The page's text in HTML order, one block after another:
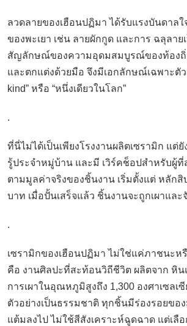
ลวดลายของเฮือนปฏิมา ได้รับแรงบันดาล
ของพะเยา เช่น ลายผักกูด และการ ฉลุลาย
สัญลักษณ์ของความอุดมสมบูรณ์ของท้อง
และตกแต่งด้วยมือ จึงมีเอกลักษณ์เฉพาะตัว
kind” หรือ “หนึ่งเดียวในโลก”
.
ที่นี่ไม่ได้เป็นเพียงโรงงานผลิตเซรามิก แต่ยั
รู้ประจำหมู่บ้าน และมี เวิร์คช็อปสำหรับผู้ที่
ตามมูลค่าจริงของชิ้นงาน เริ่มตั้งแต่ หลักสิ
บาท เมื่อปั้นเสร็จแล้ว ชิ้นงานจะถูกเผาและ
.
เซรามิกของเฮือนปฏิมา ไม่ใช่แค่ภาชนะห
คือ งานศิลปะที่สะท้อนวิถีชีวิต ผลิตจาก หิ
การเผาในอุณหภูมิสูงถึง 1,300 องศาเซลเ
ตัวอย่างเป็นธรรมชาติ ทุกชิ้นมีร่องรอยขอ
แต้มลงไป ไม่ใช้สีสังเคราะห์ฉูดฉาด แต่เลื